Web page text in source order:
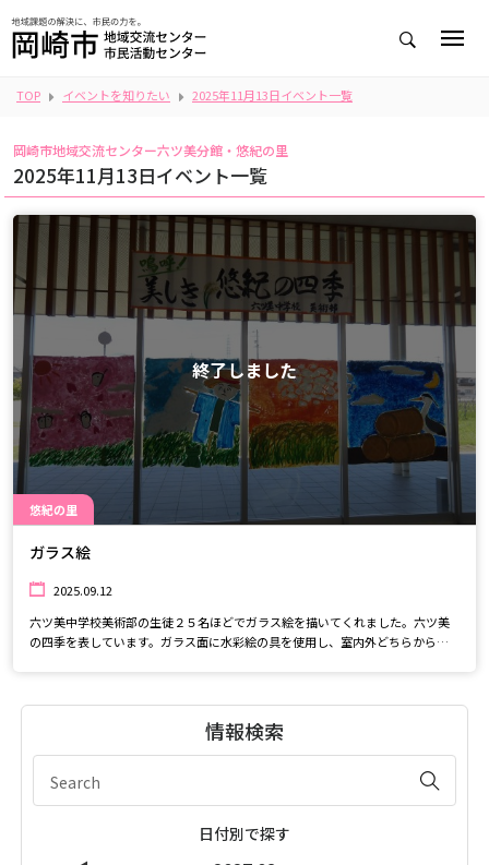
TOP イベントを知りたい 2025年11月13日イベント一覧
岡崎市地域交流センター六ツ美分館・悠紀の里
2025年11月13日イベント一覧
悠紀の里
終了しました
ガラス絵
2025.09.12
六ツ美中学校美術部の生徒２５名ほどでガラス絵を描いてくれました。六ツ美
の四季を表しています。ガラス面に水彩絵の具を使用し、室内外どちらから見
情報検索
日付別で探す